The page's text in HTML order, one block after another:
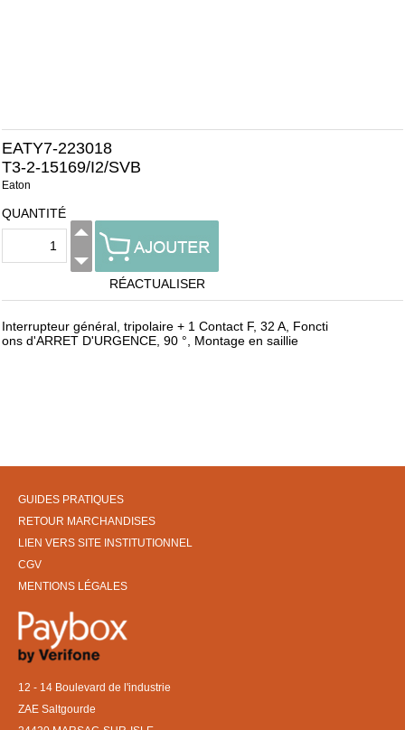
EATY7-223018
T3-2-15169/I2/SVB
Eaton
QUANTITÉ
RÉACTUALISER
Interrupteur général, tripolaire + 1 Contact F, 32 A, Foncti
ons d'ARRET D'URGENCE, 90 °, Montage en saillie
GUIDES PRATIQUES
RETOUR MARCHANDISES
LIEN VERS SITE INSTITUTIONNEL
CGV
MENTIONS LÉGALES
12 - 14 Boulevard de l'industrie
ZAE Saltgourde